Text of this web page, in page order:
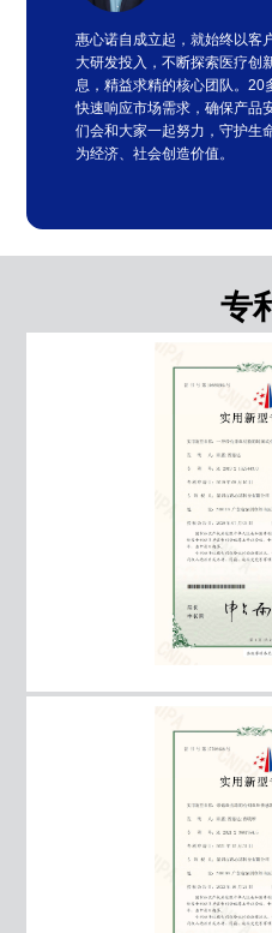
惠心诺自成立起，就始终以客
大研发投入，不断探索医疗创
息，精益求精的核心团队。20
快速响应市场需求，确保产品
们会和大家一起努力，守护生
为经济、社会创造价值。
专